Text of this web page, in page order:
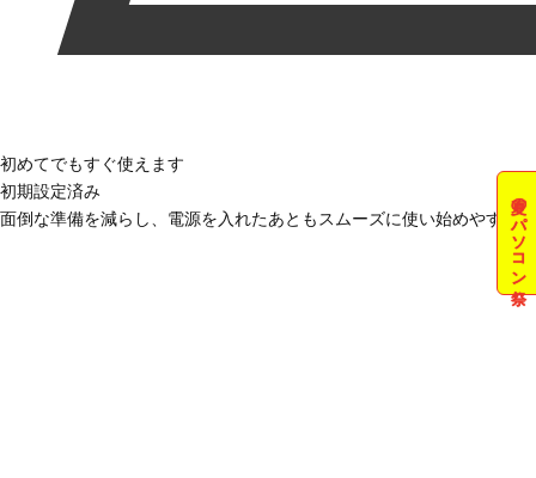
夏のパソコン祭
初めてでもすぐ使えます
初期設定済み
面倒な準備を減らし、電源を入れたあともスムーズに使い始めやすい